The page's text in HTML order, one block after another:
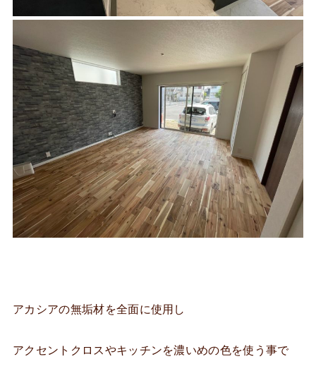
アカシアの無垢材を全面に使用し
アクセントクロスやキッチンを濃いめの色を使う事で